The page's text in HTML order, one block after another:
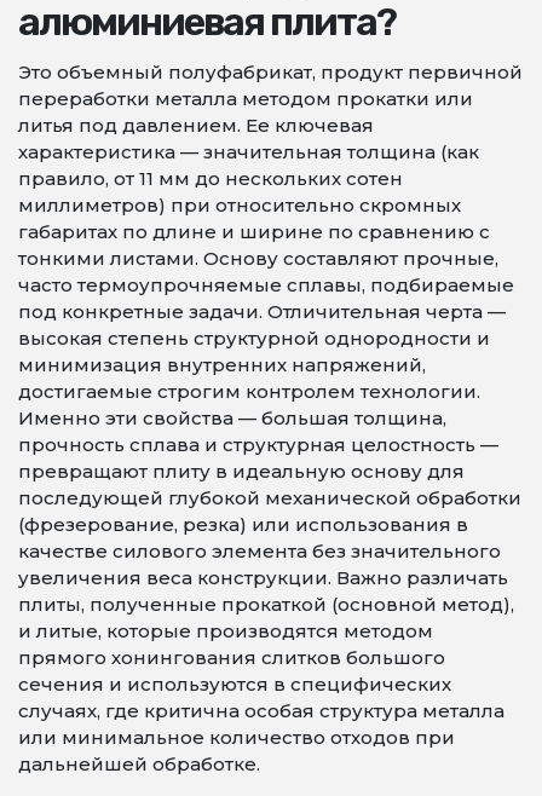
алюминиевая плита?
Это объемный полуфабрикат, продукт первичной
переработки металла методом прокатки или
литья под давлением. Ее ключевая
характеристика — значительная толщина (как
правило, от 11 мм до нескольких сотен
миллиметров) при относительно скромных
габаритах по длине и ширине по сравнению с
тонкими листами. Основу составляют прочные,
часто термоупрочняемые сплавы, подбираемые
под конкретные задачи. Отличительная черта —
высокая степень структурной однородности и
минимизация внутренних напряжений,
достигаемые строгим контролем технологии.
Именно эти свойства — большая толщина,
прочность сплава и структурная целостность —
превращают плиту в идеальную основу для
последующей глубокой механической обработки
(фрезерование, резка) или использования в
качестве силового элемента без значительного
увеличения веса конструкции. Важно различать
плиты, полученные прокаткой (основной метод),
и литые, которые производятся методом
прямого хонингования слитков большого
сечения и используются в специфических
случаях, где критична особая структура металла
или минимальное количество отходов при
дальнейшей обработке.